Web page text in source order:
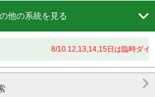
他の系統を見る 
8/10.12,13,14,15日は臨時ダイ
